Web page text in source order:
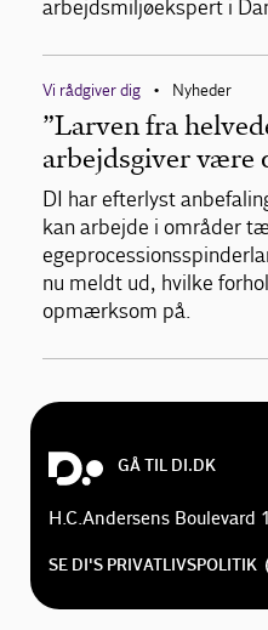
arbejdsmiljøekspert i
Vi rådgiver dig • Nyheder
”Larven fra
arbejdsgiver
DI har efterlyst
kan arbejde i områder
nu meldt ud, hvilke
opmærksom på.
GÅ TIL DI.DK
H.C.Andersens
SE DI'S PRIVATLIVSPOLITIK